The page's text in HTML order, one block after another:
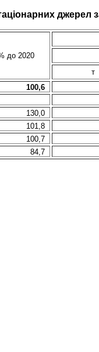
джерел
до 2020
т
100,6
130,0
101,8
100,7
84,7